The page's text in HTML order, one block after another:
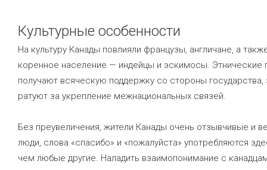
Культурные особенности
На культуру Канады повлияли французы, англичане, а
коренное население — индейцы и эскимосы. Этнические
получают всяческую поддержку со стороны государства,
ратуют за укрепление межнациональных связей.
Без преувеличения, жители Канады очень отзывчивые и
люди, слова «спасибо» и «пожалуйста» употребляются
чем любые другие. Наладить взаимопонимание с